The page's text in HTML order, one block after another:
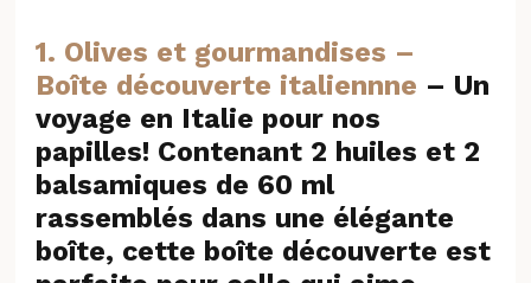
1. Olives et gourmandises –
Boîte découverte italiennne – Un
voyage en Italie pour nos
papilles! Contenant 2 huiles et 2
balsamiques de 60 ml
rassemblés dans une élégante
boîte, cette boîte découverte est